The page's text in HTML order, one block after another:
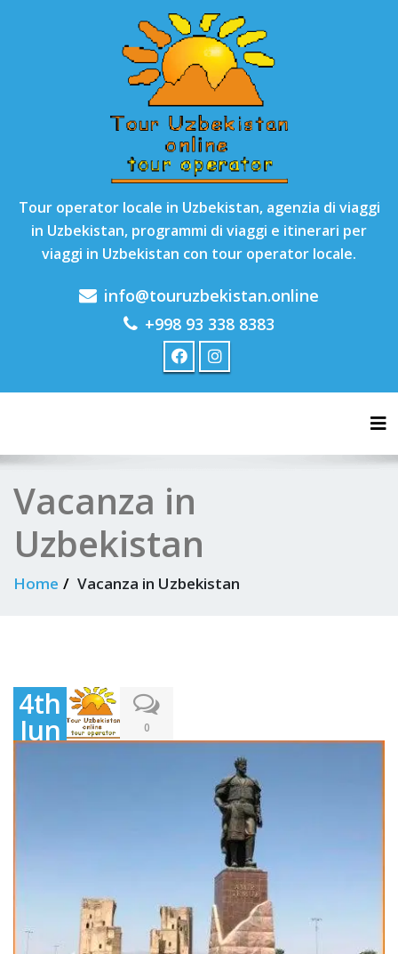
Tour operator locale in Uzbekistan, agenzia di viaggi
in Uzbekistan, programmi di viaggi e itinerari per
viaggi in Uzbekistan con tour operator locale.
info@touruzbekistan.online
+998 93 338 8383
Vacanza in
Uzbekistan
Home Vacanza in Uzbekistan
4th
Jun 0